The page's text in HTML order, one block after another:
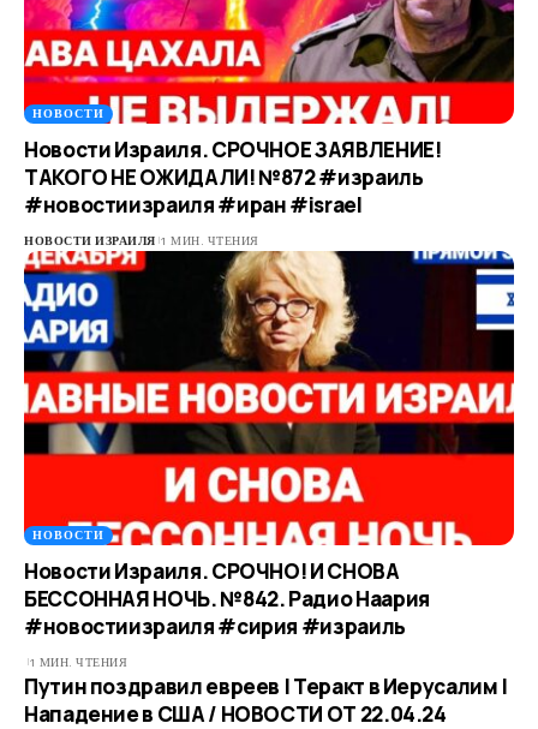
НОВОСТИ
Новости Израиля. СРОЧНОЕ ЗАЯВЛЕНИЕ!
ТАКОГО НЕ ОЖИДАЛИ! №872 #израиль
#новостиизраиля #иран #israel
НОВОСТИ ИЗРАИЛЯ 1 МИН. ЧТЕНИЯ
НОВОСТИ
Новости Израиля. СРОЧНО! И СНОВА
БЕССОННАЯ НОЧЬ. №842. Радио Наария
#новостиизраиля #сирия #израиль
1 МИН. ЧТЕНИЯ
Путин поздравил евреев | Теракт в Иерусалим |
Нападение в США / НОВОСТИ ОТ 22.04.24